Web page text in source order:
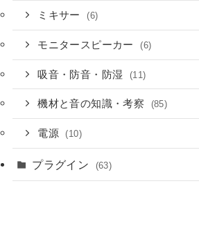
ミキサー (6)
モニタースピーカー (6)
吸音・防音・防湿 (11)
機材と音の知識・考察 (85)
電源 (10)
プラグイン (63)